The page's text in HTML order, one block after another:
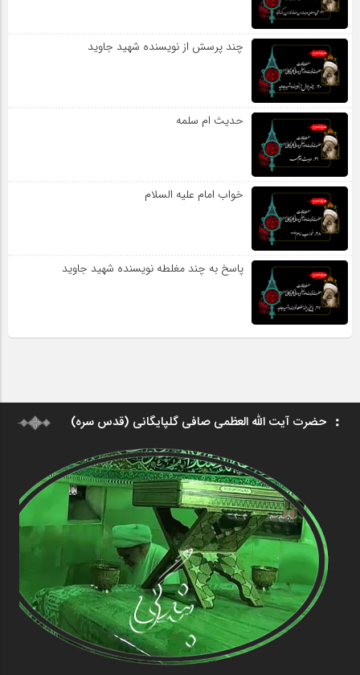
چند پرسش از نویسنده شهید جاوید
حدیث ام سلمه
خواب امام علیه السلام
پاسخ به چند مغلطه نویسنده شهید جاوید
حضرت آیت الله العظمی صافی گلپایگانی (قدس سره)